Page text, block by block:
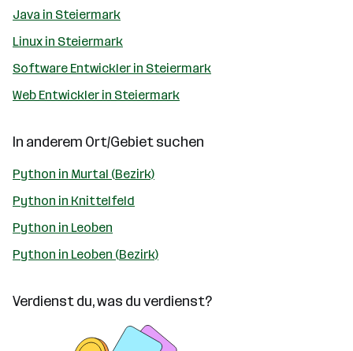
Java in Steiermark
Linux in Steiermark
Software Entwickler in Steiermark
Web Entwickler in Steiermark
In anderem Ort/Gebiet suchen
Python in Murtal (Bezirk)
Python in Knittelfeld
Python in Leoben
Python in Leoben (Bezirk)
Verdienst du, was du verdienst?